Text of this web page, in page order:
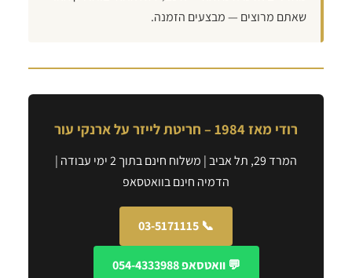
שאתם מרוצים — מבצעים הזמנה.
רודי מאז 1984 – חריטת לייזר על ארנקי עור
המרד 29, תל אביב | משלוח חינם בתוך 2 ימי עבודה |
הדמיה חינם בוואטסאפ
📞 03-5171115
💬 וואטסאפ 054-4333988